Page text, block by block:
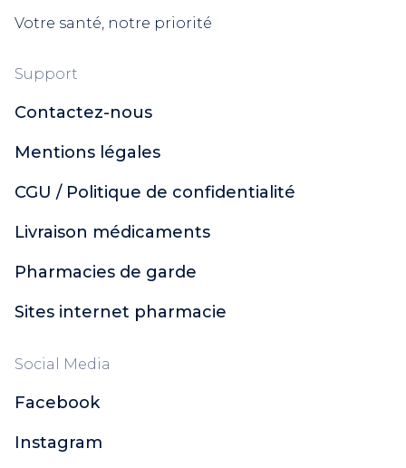
Votre santé, notre priorité
Support
Contactez-nous
Mentions légales
CGU / Politique de confidentialité
Livraison médicaments
Pharmacies de garde
Sites internet pharmacie
Social Media
Facebook
Instagram